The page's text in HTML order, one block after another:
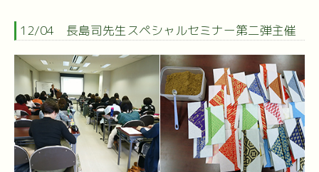
12/04 長島司先生スペシャルセミナー第二弾主催